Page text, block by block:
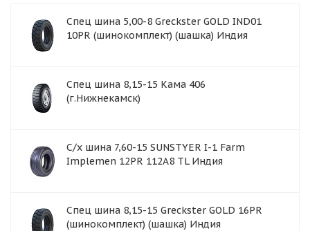
Спец шина 5,00-8 Greckster GOLD IND01
10PR (шинокомплект) (шашка) Индия
Спец шина 8,15-15 Кама 406
(г.Нижнекамск)
С/х шина 7,60-15 SUNSTYER I-1 Farm
Implemen 12PR 112A8 TL Индия
Спец шина 8,15-15 Greckster GOLD 16PR
(шинокомплект) (шашка) Индия